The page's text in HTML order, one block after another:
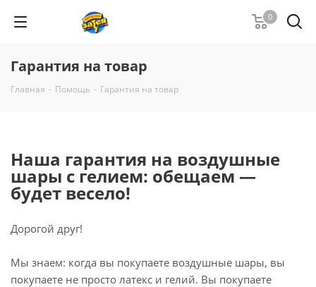
0
Гарантия на товар
Главная - Помощь - Гарантия на товар
Наша гарантия на воздушные
шары с гелием: обещаем —
будет весело!
Дорогой друг!
Мы знаем: когда вы покупаете воздушные шары, вы
покупаете не просто латекс и гелий. Вы покупаете